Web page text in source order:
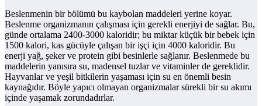
Beslenmenin bir bölümü bu kaybolan maddeleri yerine koyar.
Beslenme organizmanın çalışması için gerekli enerjiyi de sağlar. Bu,
günde ortalama 2400-3000 kaloridir; bu miktar küçük bir bebek için
1500 kalori, kas gücüyle çalışan bir işçi için 4000 kaloridir. Bu
enerji yağ, şeker ve protein gibi besinlerle sağlanır. Beslenmede bu
maddelerin yanısıra su, madensel tuzlar ve vitaminler de gereklidir.
Hayvanlar ve yeşil bitkilerin yaşaması için su en önemli besin
kaynağıdır. Böyle yapıcı olmayan organizmalar sürekli bir su akımı
içinde yaşamak zorundadırlar.